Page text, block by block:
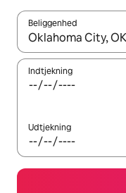
Beliggenhed
Når resultaterne er
Indtjekning
Udtjekning